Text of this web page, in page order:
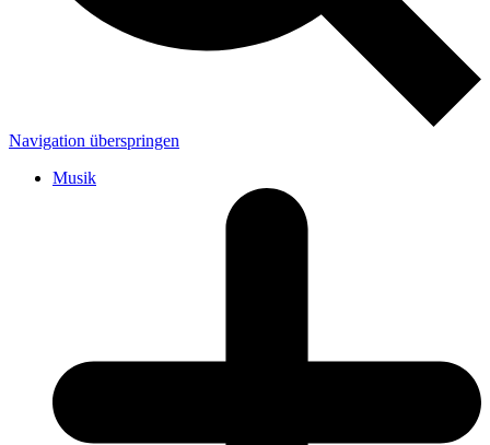
Navigation überspringen
Musik